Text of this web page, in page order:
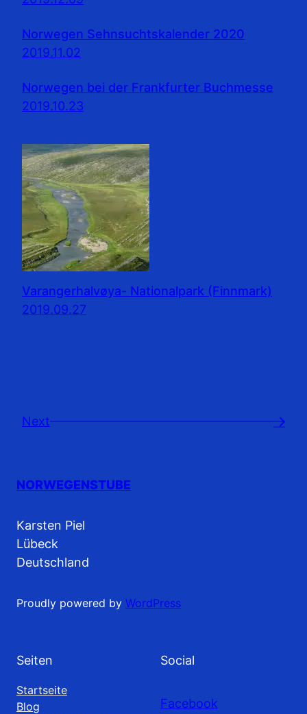
Norwegen Sehnsuchtskalender 2020
2019.11.02
Norwegen bei der Frankfurter Buchmesse
2019.10.23
Varangerhalvøya- Nationalpark (Finnmark)
2019.09.27
Next →
NORWEGENSTUBE
Karsten Piel
Lübeck
Deutschland
Proudly powered by WordPress
Seiten
Startseite
Blog
Social
Facebook